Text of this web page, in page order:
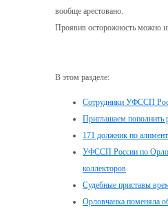
вообще арестовано.
Проявив осторожность можно
В этом разделе:
Сотрудники УФССП
Приглашаем
171 должник по
УФССП России по
коллекторов
Судебные приставы
Орловчанка поменяла